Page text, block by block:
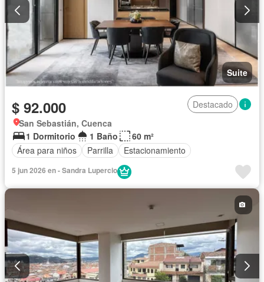
Suite
$ 92.000
Destacado
San Sebastián, Cuenca
1 Dormitorio
1 Baño
60 m²
Área para niños
Parrilla Estacionamiento
5 jun 2026 en - Sandra Lupercio